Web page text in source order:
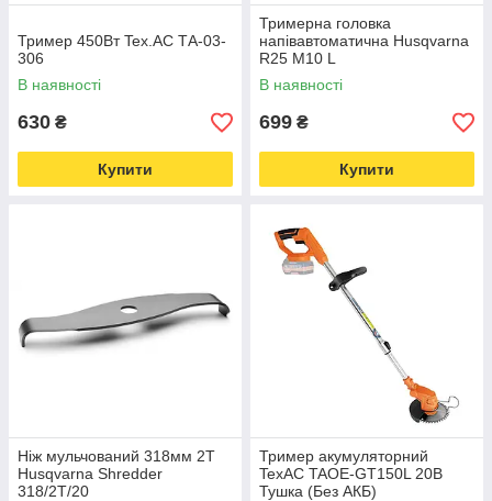
Тример 450Вт Tex.AC ТА-03-
306
В наявності
630 ₴
Купити
Тримерна головка
напівавтоматична Husqvarna
R25 M10 L
В наявності
699 ₴
Купити
Ніж мульчований 318мм 2Т
Husqvarna Shredder
318/2T/20
Тример акумуляторний
TexAC TAOE-GT150L 20В
Тушка (Без АКБ)